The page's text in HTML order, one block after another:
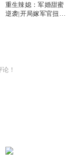
重生辣媳：军婚甜蜜
逆袭|开局嫁军官扭转
！